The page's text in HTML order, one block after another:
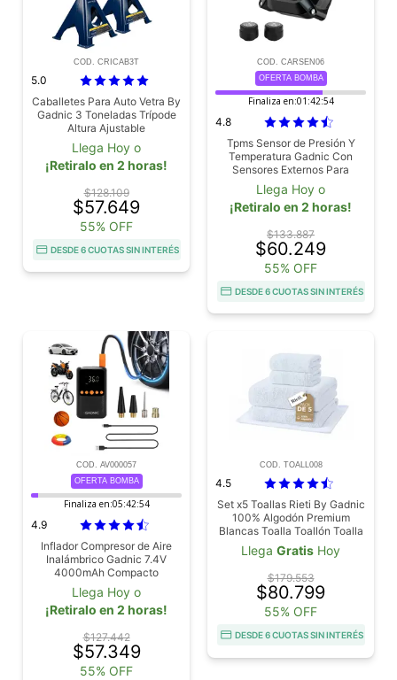
COD. CRICAB3T
5.0
Caballetes Para Auto Vetra By
Gadnic 3 Toneladas Trípode
Altura Ajustable
Llega Hoy o
¡Retiralo en 2 horas!
$128.109
$57.649
55% OFF
DESDE 6 CUOTAS SIN INTERÉS
COD. CARSEN06
OFERTA BOMBA
Finaliza en:01:42:53
4.8
Tpms Sensor de Presión Y
Temperatura Gadnic Con
Sensores Externos Para
Motos
Llega Hoy o
¡Retiralo en 2 horas!
$133.887
$60.249
55% OFF
DESDE 6 CUOTAS SIN INTERÉS
COD. AV000057
OFERTA BOMBA
Finaliza en:05:42:53
4.9
Inflador Compresor de Aire
Inalámbrico Gadnic 7.4V
4000mAh Compacto
Llega Hoy o
¡Retiralo en 2 horas!
$127.442
$57.349
55% OFF
COD. TOALL008
4.5
Set x5 Toallas Rieti By Gadnic
100% Algodón Premium
Blancas Toalla Toallón Toalla
De Piso
Llega Gratis Hoy
$179.553
$80.799
55% OFF
DESDE 6 CUOTAS SIN INTERÉS